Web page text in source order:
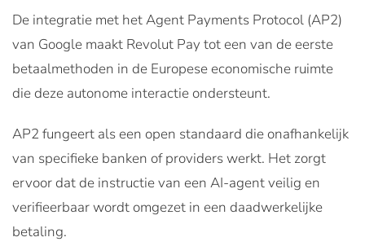
De integratie met het Agent Payments Protocol (AP2)
van Google maakt Revolut Pay tot een van de eerste
betaalmethoden in de Europese economische ruimte
die deze autonome interactie ondersteunt.
AP2 fungeert als een open standaard die onafhankelijk
van specifieke banken of providers werkt. Het zorgt
ervoor dat de instructie van een AI-agent veilig en
verifieerbaar wordt omgezet in een daadwerkelijke
betaling.